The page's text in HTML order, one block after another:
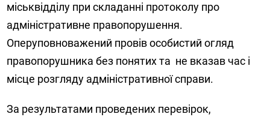
міськвідділу при складанні протоколу про
адміністративне правопорушення.
Оперуповноважений провів особистий огляд
правопорушника без понятих та не вказав час і
місце розгляду адміністративної справи.
За результатами проведених перевірок,